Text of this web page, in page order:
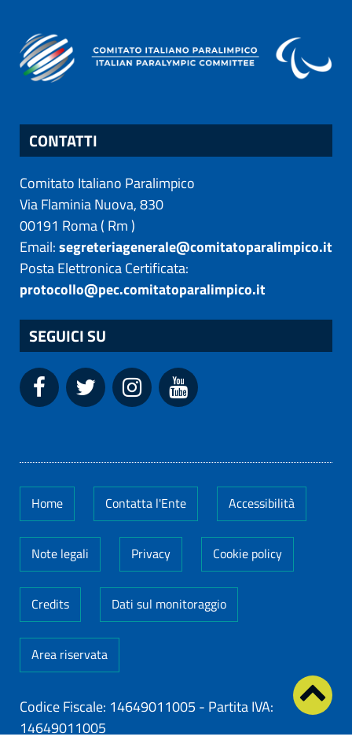
CONTATTI
Comitato Italiano Paralimpico
Via Flaminia Nuova, 830
00191 Roma( Rm)
Email:segreteriagenerale@comitatoparalimpico.it
Posta Elettronica Certificata:
protocollo@pec.comitatoparalimpico.it
SEGUICI SU
Home Contatta l'Ente Accessibilità
Note legali Privacy Cookie policy
Credits Dati sul monitoraggio
Area riservata
Codice Fiscale: 14649011005 - Partita IVA:
14649011005